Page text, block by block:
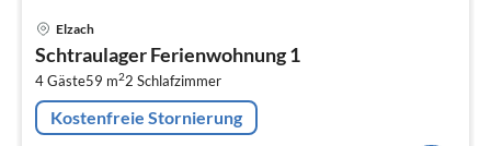
Elzach
Schtraulager Ferienwohnung 1
4 Gäste59 m22 Schlafzimmer
Kostenfreie Stornierung